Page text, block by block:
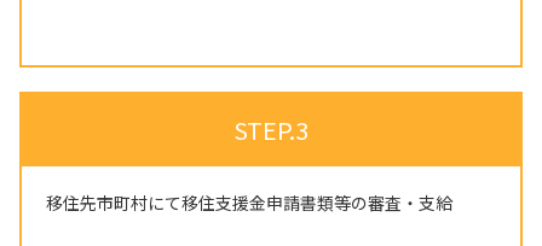
STEP.3
移住先市町村にて移住支援金申請書類等の審査・支給